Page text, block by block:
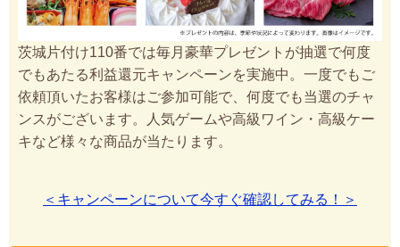
茨城片付け110番では毎月豪華プレゼントが抽選で何度
でもあたる利益還元キャンペーンを実施中。一度でもご
依頼頂いたお客様はご参加可能で、何度でも当選のチャ
ンスがございます。人気ゲームや高級ワイン・高級ケー
キなど様々な商品が当たります。
＜キャンペーンについて今すぐ確認してみる！＞